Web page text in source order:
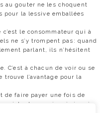
au gouter ne les choquent
pour la lessive emballées
le consommateur qui à
ne s’y trompent pas: quand
parlant, ils n’hésitent
C’est à chacun de voir ou se
trouve l’avantage pour la
de faire payer une fois de
existantes ne rime à rien, à